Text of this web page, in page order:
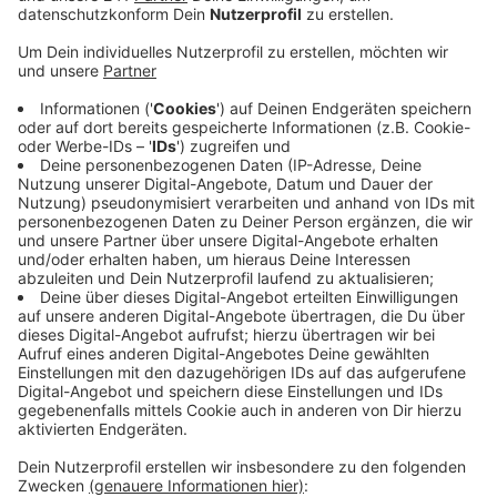
Anzeige
Für das Ärztehaus will die Stadt ein Gebäude der
katholischen Gemeinde kaufen und umbauen – für fast
450.000 Euro. Diese Lösung ist laut einem Sprecher
nötig, um für die neue Praxis die optimale Qualität
bieten zu können. Das sehen einige Politiker in Rade
zwar anders – die Mehrheit hat dem Vorhaben gestern
Abend aber zugestimmt. Interessierte Ärzte, die in die
neuen und modernen Räume einziehen wollen, gibt es
bereits, sagt die Stadt. Insgesamt würden in den
Wupperorten mehr als 3.000 Menschen vom neuen
Ärztehaus profitieren. Die endgültige Entscheidung
über die Kosten muss der Rat in der kommenden
Woche treffen.
Anzeige